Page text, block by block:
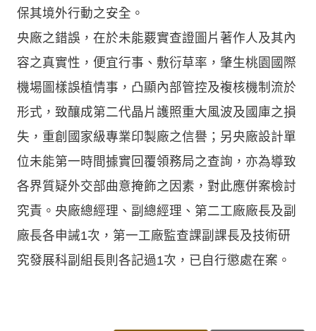
保其境外行動之安全。
央廠之錯誤，在於未能覈實查證圖片著作人及其內
容之真實性，便宜行事、敷衍草率，肇生桃園國際
機場圖樣誤植情事，凸顯內部管控及複核機制流於
形式，致釀成第二代晶片護照重大風波及國庫之損
失，重創國家級專業印製廠之信譽；另央廠設計單
位未能第一時間據實回覆領務局之查詢，亦為導致
各界質疑外交部曲意掩飾之因素，對此應併案檢討
究責。央廠總經理、副總經理、第二工廠廠長及副
廠長各申誡1次，第一工廠監查課副課長及技術研
究發展科副組長則各記過1次，已自行懲處在案。